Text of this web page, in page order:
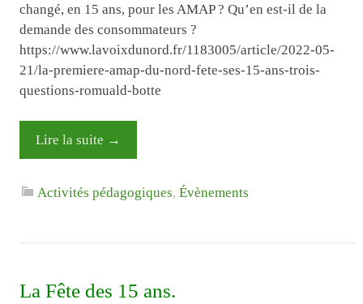
changé, en 15 ans, pour les AMAP ? Qu’en est-il de la
demande des consommateurs ?
https://www.lavoixdunord.fr/1183005/article/2022-05-
21/la-premiere-amap-du-nord-fete-ses-15-ans-trois-
questions-romuald-botte
Lire la suite →
Activités pédagogiques,Évènements
La Fête des 15 ans.